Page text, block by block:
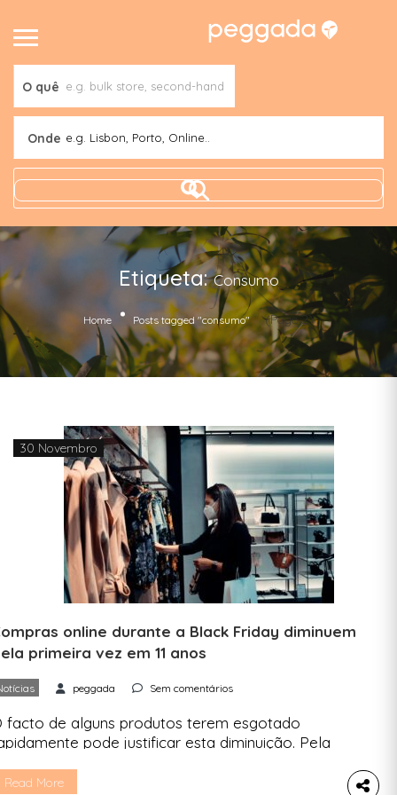
O quê
Onde e.g. Lisbon, Porto, Online..
Etiqueta:Consumo
Home Posts tagged "consumo" (Page 2)
30 Novembro
online durante a Black Friday diminuem
primeira vez em 11 anos
peggada Sem comentários
facto de alguns produtos terem esgotado
pode justificar esta diminuição. Pela
durante a Black Friday — que se realizou a
Read More